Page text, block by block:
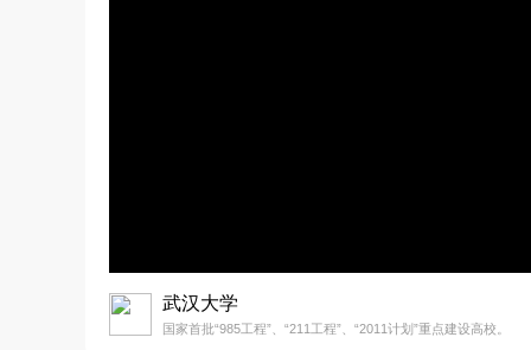
武汉大学
国家首批“985工程”、“211工程”、“2011计划”重点建设高校。